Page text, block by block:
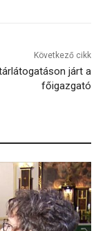
Következő cikk
járt a
főigazgató